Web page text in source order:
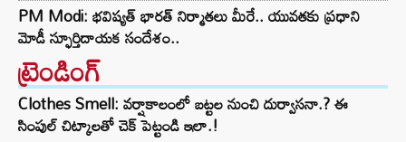
PM Modi: భవిష్యత్ భారత్ నిర్మాతలు మీరే.. యువతకు ప్రధాని
మోడీ స్ఫూర్తిదాయక సందేశం..
ట్రెండింగ్‌
Clothes Smell: వర్షాకాలంలో బట్టల నుంచి దుర్వాసనా.? ఈ
సింపుల్ చిట్కాలతో చెక్ పెట్టండి ఇలా.!